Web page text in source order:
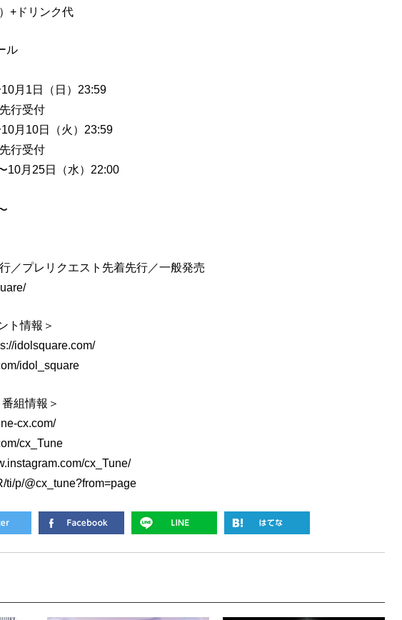
+ドリンク代
ル
月1日（日）23:59
行受付
月10日（火）23:59
行受付
10月25日（水）22:00
／プレリクエスト先着先行／一般発売
ト情報＞
idolsquare.com/
idol_square
組情報＞
cx.com/
cx_Tune
cx_Tune/
ti/p/@cx_tune?from=page